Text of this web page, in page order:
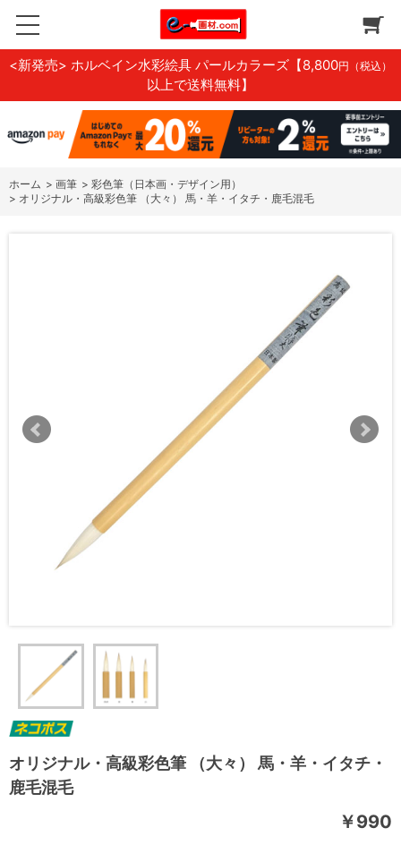
<新発売> ホルベイン水彩絵具 パールカラーズ 【8,800円（税込）
以上で送料無料】
ホーム > 画筆 > 彩色筆（日本画・デザイン用）
> オリジナル・高級彩色筆 （大々） 馬・羊・イタチ・鹿毛混毛
オリジナル・高級彩色筆 （大々） 馬・羊・イタチ・
鹿毛混毛
￥990